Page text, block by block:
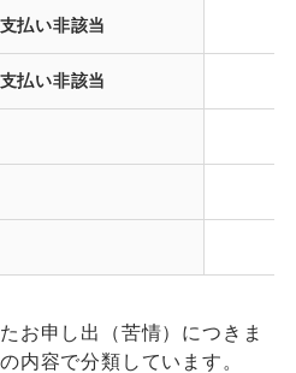
払い非該当
払い非該当
お申し出（苦情）につきま
内容で分類しています。